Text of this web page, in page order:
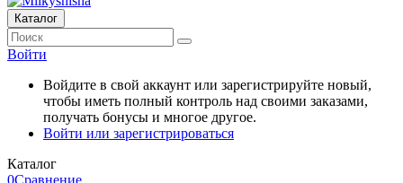
Каталог
Войти
Войдите в свой аккаунт или зарегистрируйте новый,
чтобы иметь полный контроль над своими заказами,
получать бонусы и многое другое.
Войти или зарегистрироваться
Каталог
0Сравнение